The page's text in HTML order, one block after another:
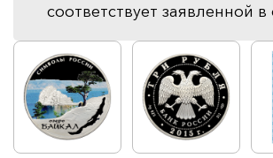
соответствует заявленной